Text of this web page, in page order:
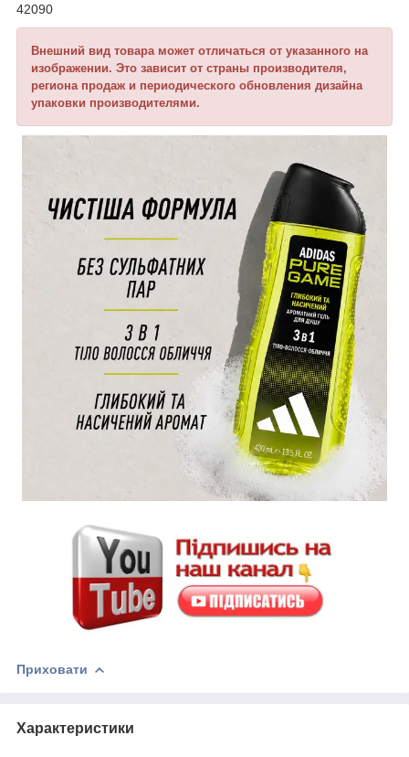
42090
Внешний вид товара может отличаться от указанного на
изображении. Это зависит от страны производителя,
региона продаж и периодического обновления дизайна
упаковки производителями.
Приховати
Характеристики